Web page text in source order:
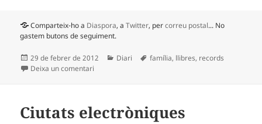
Comparteix-ho a Diaspora, aTwitter, percorreu postal... No
gastem butons de seguiment.
Publicat
el
29 de febrer de 2012 Categories
Diari Etiquetes
família, llibres, records
Deixa un comentari
Ciutats electròniques